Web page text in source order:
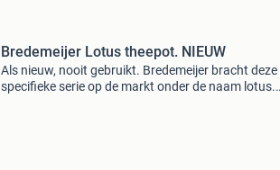
Bredemeijer Lotus theepot. NIEUW
Als nieuw, nooit gebruikt. Bredemeijer bracht deze
specifieke serie op de markt onder de naam lotus.